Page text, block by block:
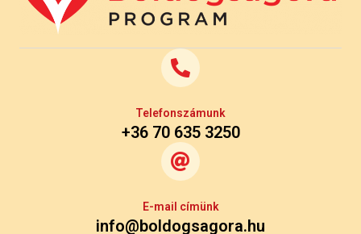
Telefonszámunk
+36 70 635 3250
E-mail címünk
info@boldogsagora.hu